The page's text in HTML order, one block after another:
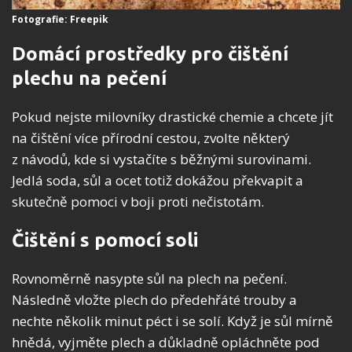
Fotografie: Freepik
Domácí prostředky pro čištění
plechu na pečení
Pokud nejste milovníky drastické chemie a chcete jít
na čištění více přírodní cestou, zvolte některý
z návodů, kde si vystačíte s běžnými surovinami.
Jedlá soda, sůl a ocet totiž dokážou překvapit a
skutečně pomoci v boji proti nečistotám.
Čištění s pomocí soli
Rovnoměrně nasypte sůl na plech na pečení.
Následně vložte plech do předehřáté trouby a
nechte několik minut péct i se solí. Když je sůl mírně
hnědá, vyjměte plech a důkladně opláchněte pod